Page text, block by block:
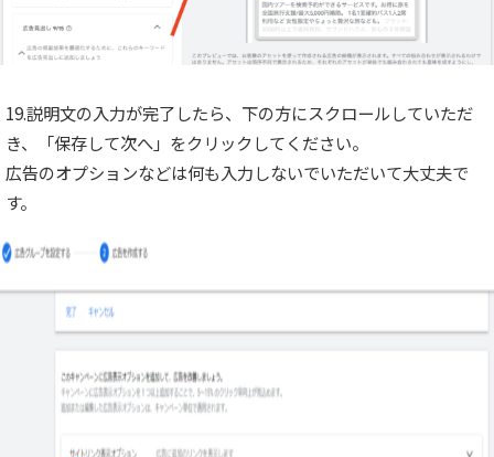
19.説明文の入力が完了したら、下の方にスクロールしていただ
き、「保存して次へ」をクリックしてください。
広告のオプションなどは何も入力しないでいただいて大丈夫で
す。